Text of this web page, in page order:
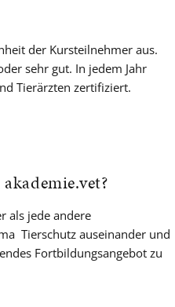
der Kursteilnehmer aus.
sehr gut. In jedem Jahr
Tierärzten zertifiziert.
als jede andere
Tierschutz auseinander und
Fortbildungsangebot zu